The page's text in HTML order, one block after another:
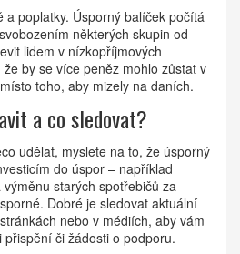
a poplatky. Úsporný balíček počítá
některých skupin od
lidem v nízkopříjmových
by se více peněz mohlo zůstat v
toho, aby mizely na daních.
a co sledovat?
udělat, myslete na to, že úsporný
do úspor – například
starých spotřebičů za
Dobré je sledovat aktuální
nebo v médiích, aby vám
či žádosti o podporu.